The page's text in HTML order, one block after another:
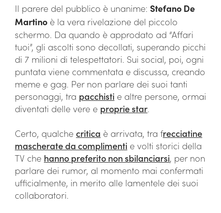
Il parere del pubblico è unanime: Stefano De
Martino è la vera rivelazione del piccolo
schermo. Da quando è approdato ad “Affari
tuoi”, gli ascolti sono decollati, superando picchi
di 7 milioni di telespettatori. Sui social, poi, ogni
puntata viene commentata e discussa, creando
meme e gag. Per non parlare dei suoi tanti
personaggi, tra pacchisti e altre persone, ormai
diventati delle vere e proprie star.
Certo, qualche critica è arrivata, tra frecciatine
mascherate da complimenti e volti storici della
TV che hanno preferito non sbilanciarsi, per non
parlare dei rumor, al momento mai confermati
ufficialmente, in merito alle lamentele dei suoi
collaboratori.